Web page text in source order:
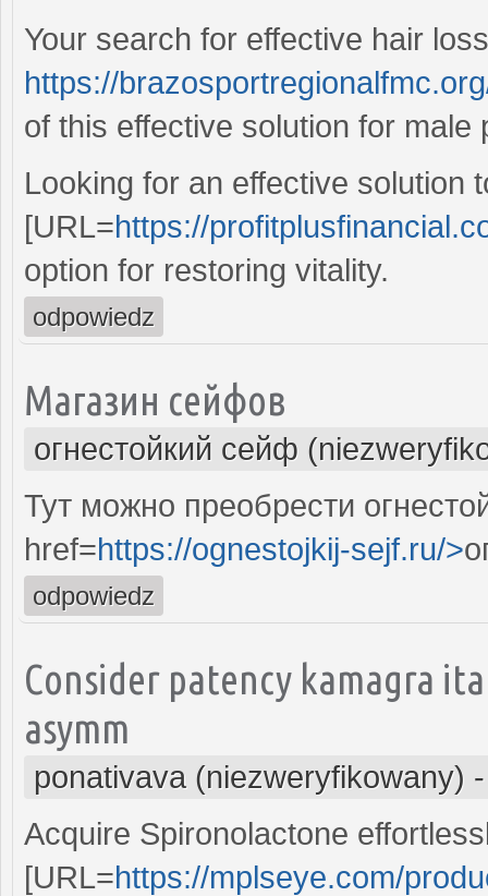
Your search for effective hair
https://
of this effective solution for male
Looking for an effective solution
[URL=https://
option for restoring vitality.
odpowiedz
Магазин сейфов
огнестойкий сейф
Тут можно преобрести
href=https://ognestojkij-sejf.ru/>
odpowiedz
Consider patency kamagra
asymm
ponativava (niezweryfikowany)
Acquire Spironolactone
[URL=https://mplseye.com/